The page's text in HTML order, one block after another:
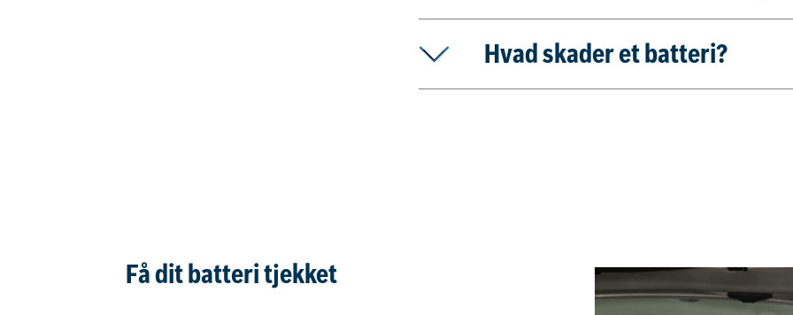
Hvad skader et batteri?
Få dit batteri tjekket